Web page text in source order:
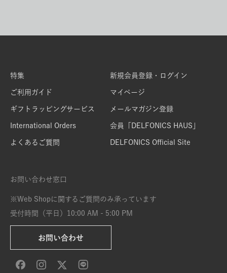
特集
ご利用ガイド
ギフトラッピングサービス
International Orders
よくあるご質問
新規会員登録・ログイン
マイページ
メールマガジン登録
会員「DELFONICS HAUS」
DELFONICS Official Site
お問い合わせ窓口
※Web Shopに関するご質問のみ承っています
受付時間（平日）10:00 AM - 5:00 PM
お問い合わせ